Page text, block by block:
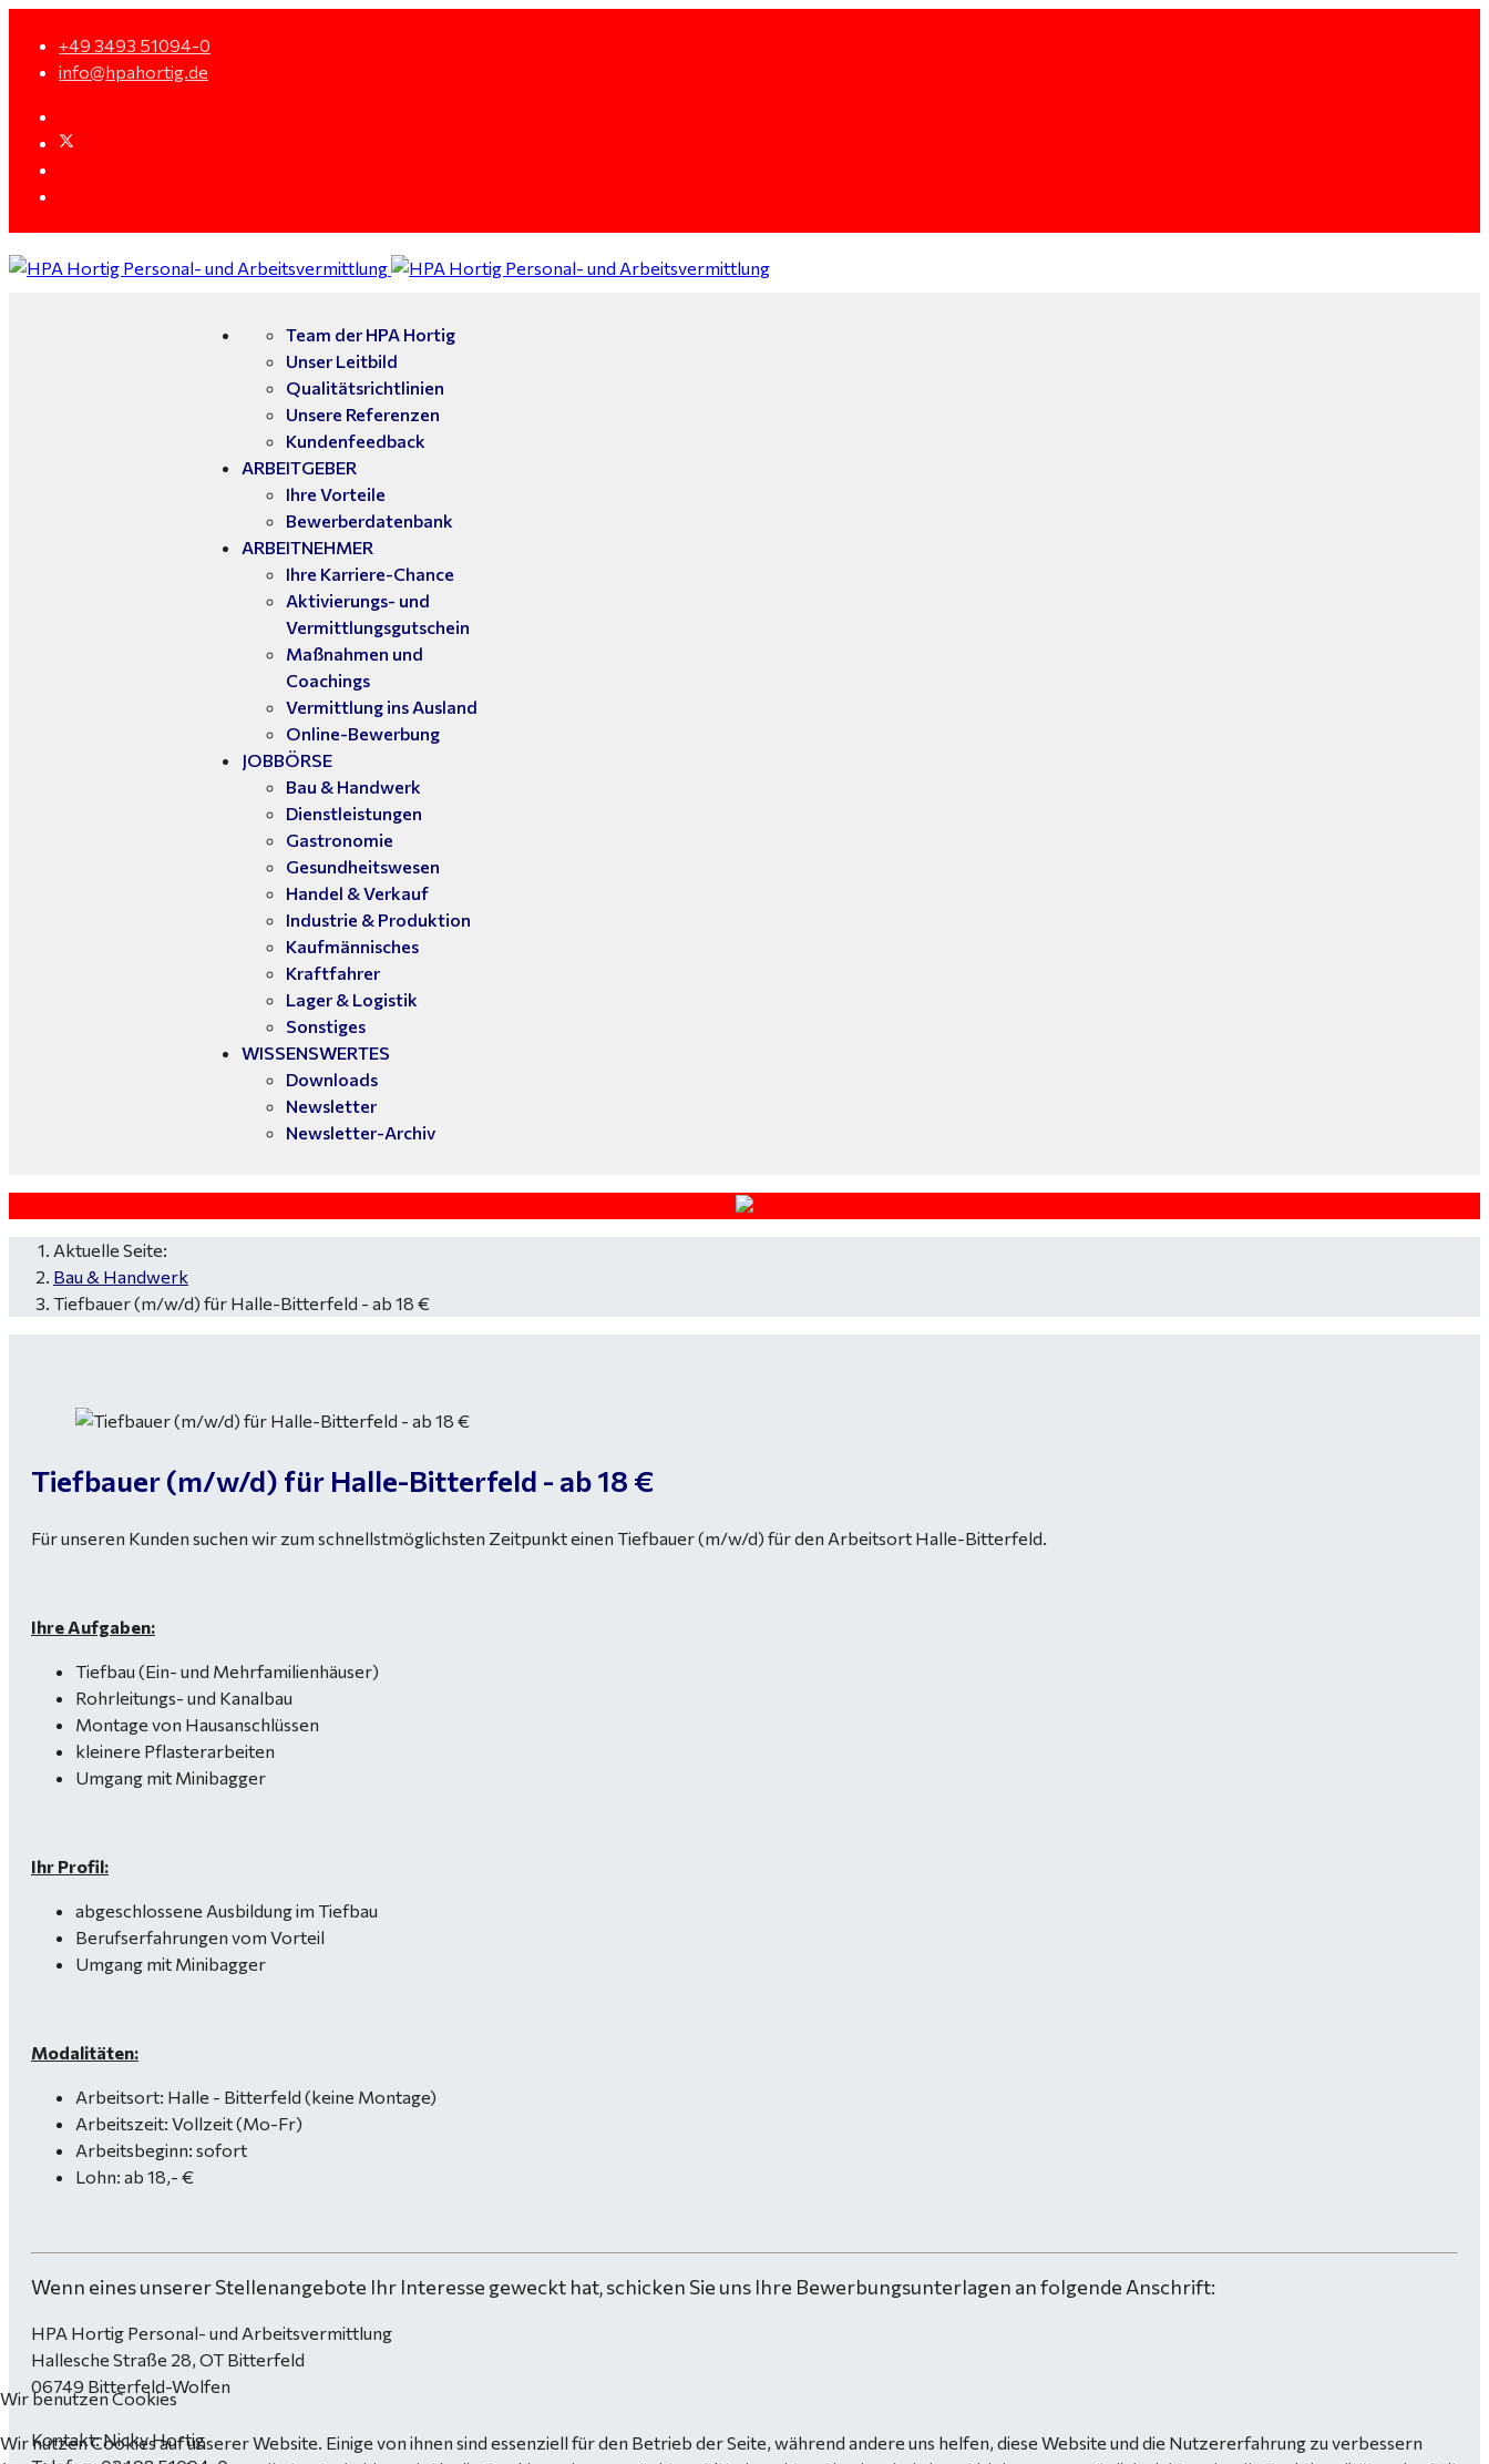
+49 3493 51094-0
info@hpahortig.de
Team der HPA Hortig
Unser Leitbild
Qualitätsrichtlinien
Unsere Referenzen
Kundenfeedback
ARBEITGEBER
Ihre Vorteile
Bewerberdatenbank
ARBEITNEHMER
Ihre Karriere-Chance
Aktivierungs- und
Vermittlungsgutschein
Maßnahmen und
Coachings
Vermittlung ins Ausland
Online-Bewerbung
JOBBÖRSE
Bau & Handwerk
Dienstleistungen
Gastronomie
Gesundheitswesen
Handel & Verkauf
Industrie & Produktion
Kaufmännisches
Kraftfahrer
Lager & Logistik
Sonstiges
WISSENSWERTES
Downloads
Newsletter
Newsletter-Archiv
Aktuelle Seite:
Bau & Handwerk
Tiefbauer (m/w/d) für Halle-Bitterfeld - ab 18 €
Tiefbauer (m/w/d) für Halle-Bitterfeld - ab 18 €
Für unseren Kunden suchen wir zum schnellstmöglichsten Zeitpunkt einen Tiefbauer (m/w/d) für den Arbeitsort Halle-Bitterfeld.
Ihre Aufgaben:
Tiefbau (Ein- und Mehrfamilienhäuser)
Rohrleitungs- und Kanalbau
Montage von Hausanschlüssen
kleinere Pflasterarbeiten
Umgang mit Minibagger
Ihr Profil:
abgeschlossene Ausbildung im Tiefbau
Berufserfahrungen vom Vorteil
Umgang mit Minibagger
Modalitäten:
Arbeitsort: Halle - Bitterfeld (keine Montage)
Arbeitszeit: Vollzeit (Mo-Fr)
Arbeitsbeginn: sofort
Lohn: ab 18,- €
Wenn eines unserer Stellenangebote Ihr Interesse geweckt hat, schicken Sie uns Ihre Bewerbungsunterlagen an folgende Anschrift:
HPA Hortig Personal- und Arbeitsvermittlung
Hallesche Straße 28, OT Bitterfeld
06749 Bitterfeld-Wolfen
Kontakt: Nicky Hortig
Wir benutzen Cookies
Wir nutzen Cookies auf unserer Website. Einige von ihnen sind essenziell für den Betrieb der Seite, während andere uns helfen, diese Website und die Nutzererfahrung zu verbessern